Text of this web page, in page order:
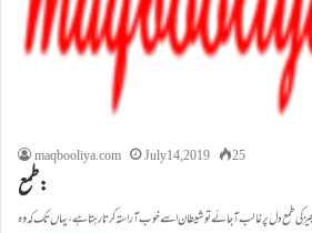
maqbooliya.com
July 14, 2019 25
طمع: